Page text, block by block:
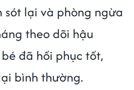
sót lại và phòng ngừa
theo dõi hậu
đã hồi phục tốt,
bình thường.